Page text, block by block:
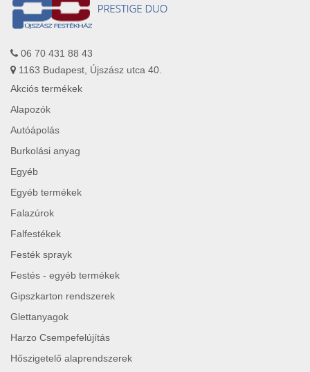
06 70 431 88 43
1163 Budapest, Újszász utca 40.
Akciós termékek
Alapozók
Autóápolás
Burkolási anyag
Egyéb
Egyéb termékek
Falazúrok
Falfestékek
Festék sprayk
Festés - egyéb termékek
Gipszkarton rendszerek
Glettanyagok
Harzo Csempefelújítás
Hőszigetelő alaprendszerek